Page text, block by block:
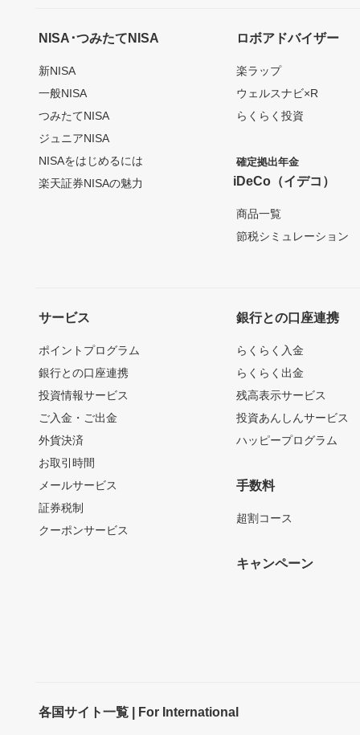
NISA･つみたてNISA
新NISA
一般NISA
つみたてNISA
ジュニアNISA
NISAをはじめるには
楽天証券NISAの魅力
ロボアドバイザー
楽ラップ
ウェルスナビ×R
らくらく投資
確定拠出年金
iDeCo（イデコ）
商品一覧
節税シミュレーション
サービス
ポイントプログラム
銀行との口座連携
投資情報サービス
ご入金・ご出金
外貨決済
お取引時間
メールサービス
証券税制
クーポンサービス
銀行との口座連携
らくらく入金
らくらく出金
残高表示サービス
投資あんしんサービス
ハッピープログラム
手数料
超割コース
キャンペーン
各国サイト一覧 | For International